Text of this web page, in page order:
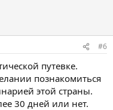
#6
путевке.
познакомиться
этой страны.
30 дней или нет.